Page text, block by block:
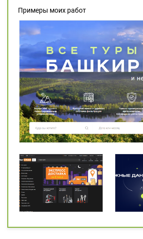
Примеры моих работ